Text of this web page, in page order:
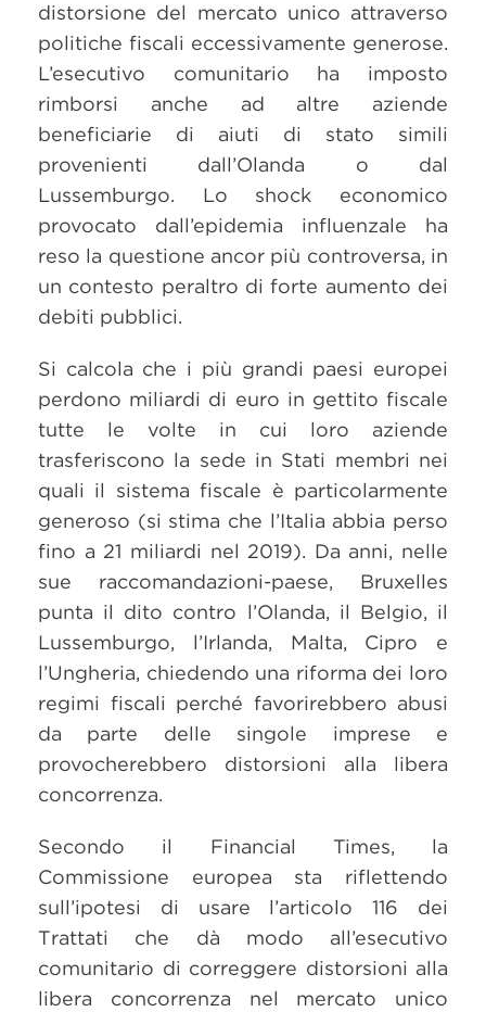
distorsione del mercato unico attraverso
politiche fiscali eccessivamente generose.
L’esecutivo comunitario ha imposto
rimborsi anche ad altre aziende
beneficiarie di aiuti di stato simili
provenienti dall’Olanda o dal
Lussemburgo. Lo shock economico
provocato dall’epidemia influenzale ha
reso la questione ancor più controversa, in
un contesto peraltro di forte aumento dei
debiti pubblici.
Si calcola che i più grandi paesi europei
perdono miliardi di euro in gettito fiscale
tutte le volte in cui loro aziende
trasferiscono la sede in Stati membri nei
quali il sistema fiscale è particolarmente
generoso (si stima che l’Italia abbia perso
fino a 21 miliardi nel 2019). Da anni, nelle
sue raccomandazioni-paese, Bruxelles
punta il dito contro l’Olanda, il Belgio, il
Lussemburgo, l’Irlanda, Malta, Cipro e
l’Ungheria, chiedendo una riforma dei loro
regimi fiscali perché favorirebbero abusi
da parte delle singole imprese e
provocherebbero distorsioni alla libera
concorrenza.
Secondo il Financial Times, la
Commissione europea sta riflettendo
sull’ipotesi di usare l’articolo 116 dei
Trattati che dà modo all’esecutivo
comunitario di correggere distorsioni alla
libera concorrenza nel mercato unico